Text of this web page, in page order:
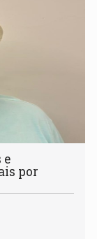
e
por